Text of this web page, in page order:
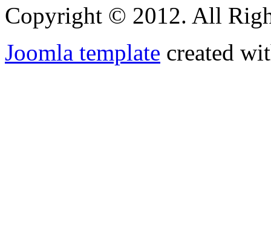
Copyright © 2012. All
Joomla template created